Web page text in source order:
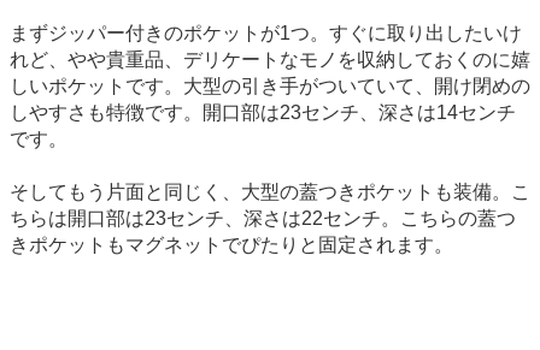
まずジッパー付きのポケットが1つ。すぐに取り出したいけ
れど、やや貴重品、デリケートなモノを収納しておくのに嬉
しいポケットです。大型の引き手がついていて、開け閉めの
しやすさも特徴です。開口部は23センチ、深さは14センチ
です。
そしてもう片面と同じく、大型の蓋つきポケットも装備。こ
ちらは開口部は23センチ、深さは22センチ。こちらの蓋つ
きポケットもマグネットでぴたりと固定されます。